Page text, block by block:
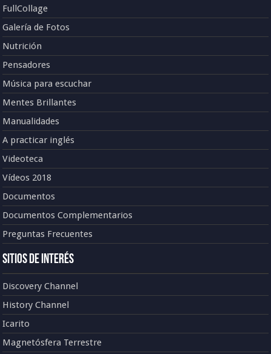
FullCollage
Galería de Fotos
Nutrición
Pensadores
Música para escuchar
Mentes Brillantes
Manualidades
A practicar inglés
Videoteca
Vídeos 2018
Documentos
Documentos Complementarios
Preguntas Frecuentes
Sitios de Interés
Discovery Channel
History Channel
Icarito
Magnetósfera Terrestre